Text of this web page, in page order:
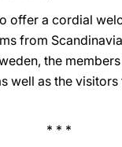
offer a cordial
from
the
well as the
* * *